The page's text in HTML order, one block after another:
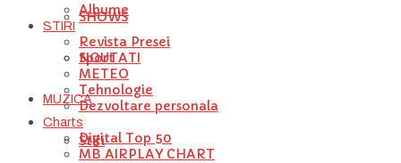
SHOWS
NOUTATI
MUZICA
Stiri
Albume
STIRI
Revista Presei
Sport
METEO
Tehnologie
Dezvoltare personala
Charts
Digital Top 50
MB AIRPLAY CHART